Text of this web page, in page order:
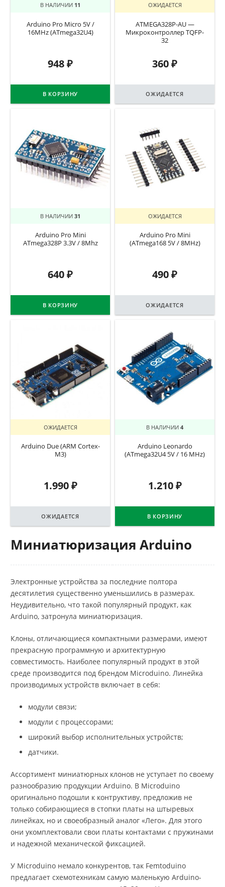
В НАЛИЧИИ 11
Arduino Pro Micro 5V /
16MHz (ATmega32U4)
948₽
В КОРЗИНУ
ОЖИДАЕТСЯ
ATMEGA328P-AU —
Микроконтроллер TQFP-
32
360₽
ОЖИДАЕТСЯ
В НАЛИЧИИ 31
Arduino Pro Mini
ATmega328P 3.3V / 8Mhz
640₽
В КОРЗИНУ
ОЖИДАЕТСЯ
Arduino Pro Mini
(ATmega168 5V / 8MHz)
490₽
ОЖИДАЕТСЯ
ОЖИДАЕТСЯ
Arduino Due (ARM Cortex-
M3)
1.990₽
ОЖИДАЕТСЯ
В НАЛИЧИИ 4
Arduino Leonardo
(ATmega32U4 5V / 16 MHz)
1.210₽
В КОРЗИНУ
Миниатюризация Arduino
Электронные устройства за последние полтора
десятилетия существенно уменьшились в размерах.
Неудивительно, что такой популярный продукт, как
Arduino, затронула миниатюризация.
Клоны, отличающиеся компактными размерами, имеют
прекрасную программную и архитектурную
совместимость. Наиболее популярный продукт в этой
среде производится под брендом Microduino. Линейка
производимых устройств включает в себя:
модули связи;
модули с процессорами;
широкий выбор исполнительных устройств;
датчики.
Ассортимент миниатюрных клонов не уступает по своему
разнообразию продукции Arduino. В Microduino
оригинально подошли к контруктиву, предложив не
только собирающиеся в стопки платы на штыревых
линейках, но и своеобразный аналог «Лего». Для этого
они укомплектовали свои платы контактами с пружинами
и надежной механической фиксацией.
У Microduino немало конкурентов, так Femtoduino
предлагает схемотехникам самую маленькую Arduino-